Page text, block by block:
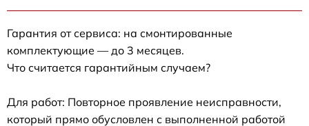
Гарантия от сервиса: на смонтированные
комплектующие — до 3 месяцев.
Что считается гарантийным случаем?
Для работ: Повторное проявление неисправности,
который прямо обусловлен с выполненной работой